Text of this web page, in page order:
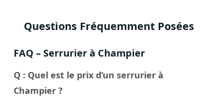
Questions Fréquemment Posées
FAQ – Serrurier à Champier
Q : Quel est le prix d’un serrurier à
Champier ?